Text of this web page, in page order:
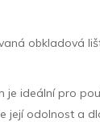
je ideální pro
její odolnost a